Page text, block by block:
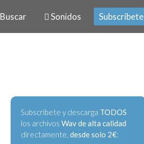
Buscar Sonidos Subscríbete
Subscríbete y descarga TODOS
los archivos Wav de alta calidad
directamente, desde solo 2€: